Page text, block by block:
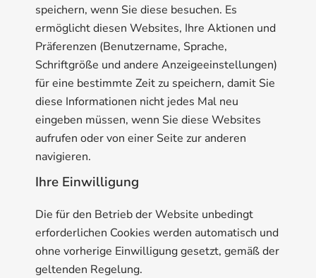
speichern, wenn Sie diese besuchen. Es
ermöglicht diesen Websites, Ihre Aktionen und
Präferenzen (Benutzername, Sprache,
Schriftgröße und andere Anzeigeeinstellungen)
für eine bestimmte Zeit zu speichern, damit Sie
diese Informationen nicht jedes Mal neu
eingeben müssen, wenn Sie diese Websites
aufrufen oder von einer Seite zur anderen
navigieren.
Ihre Einwilligung
Die für den Betrieb der Website unbedingt
erforderlichen Cookies werden automatisch und
ohne vorherige Einwilligung gesetzt, gemäß der
geltenden Regelung.